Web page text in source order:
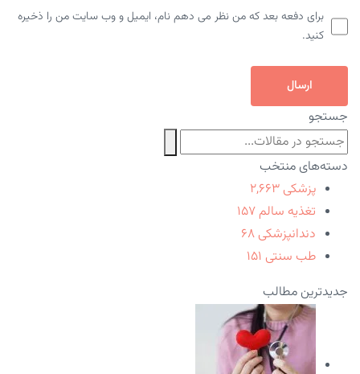
برای دفعه بعد که من نظر می دهم نام، ایمیل و وب سایت من را ذخیره
کنید.
ارسال
جستجو
دسته‌های منتخب
پزشکی ۲,۶۶۳
تغذیه سالم ۱۵۷
دندانپزشکی ۶۸
طب سنتی ۱۵۱
جدیدترین مطالب